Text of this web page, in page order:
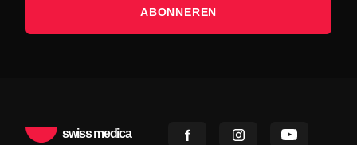
ABONNEREN
swiss medica